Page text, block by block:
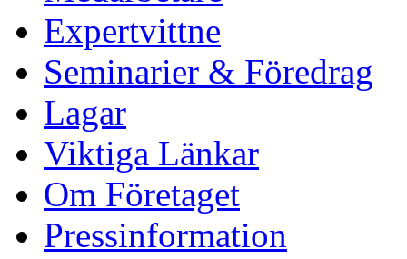
Expertvittne
Seminarier & Föredrag
Lagar
Viktiga Länkar
Om Företaget
Pressinformation